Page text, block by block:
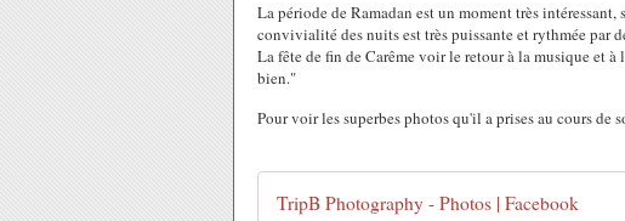
La période de Ramadan est un moment très
convivialité des nuits est très puissante et rythmée par
La fête de fin de Carême voir le retour à la musique et
bien."
Pour voir les superbes photos qu'il a prises au cours de
TripB Photography - Photos | Facebook